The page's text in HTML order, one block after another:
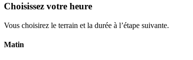
Choisissez votre heure
Vous choisirez le terrain et la durée à l’étape suivante.
Matin